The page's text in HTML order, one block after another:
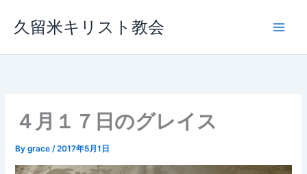
ス
久留米キリスト教会
４月１７日のグレイス
Bygrace/2017年5月1日